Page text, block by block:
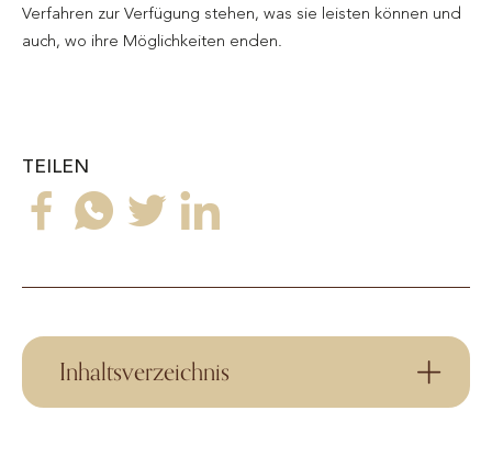
Verfahren zur Verfügung stehen, was sie leisten können und
auch, wo ihre Möglichkeiten enden.
TEILEN
Inhaltsverzeichnis